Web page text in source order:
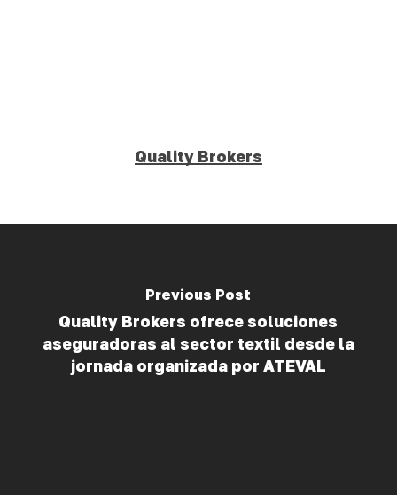
Quality Brokers
Previous Post
Quality Brokers ofrece soluciones
aseguradoras al sector textil desde la
jornada organizada por ATEVAL